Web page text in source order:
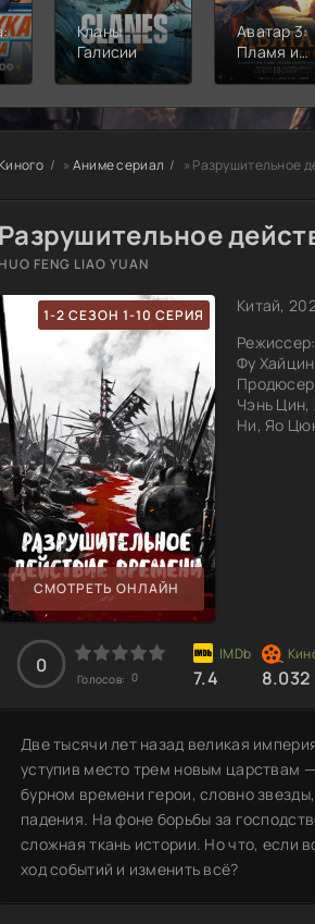
Кланы
Галисии
Аватар 3:
Пламя и
пепел
» Аниме сериал » Разрушительное
Разрушительное
HUO FENG LIAO YUAN
1-2 СЕЗОН 1-10 СЕРИЯ
СМОТРЕТЬ ОНЛАЙН
Китай,
Режиссер:
Фу Хайцин
Чэнь
Ни, Яо
0
Голосов: 0 7.4 8.032
Две тысячи лет назад великая
уступив место трем новым царствам
бурном времени герои, словно
падения. На фоне борьбы за
сложная ткань истории. Но что, если
ход событий и изменить всё?